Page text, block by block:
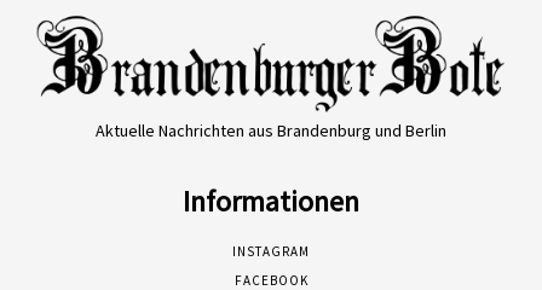
Aktuelle Nachrichten aus Brandenburg und Berlin
Informationen
INSTAGRAM
FACEBOOK